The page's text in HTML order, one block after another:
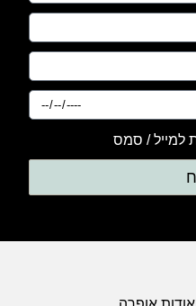
למייל / סמס